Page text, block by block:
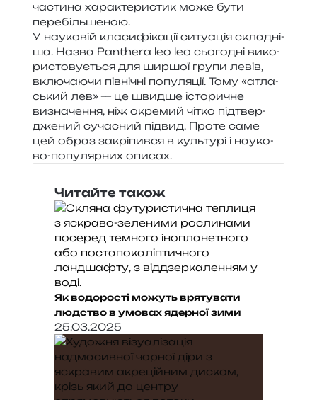
части­на хара­кте­ри­стик може бути
перебільшеною.
У нау­ко­вій кла­си­фі­ка­ції ситу­а­ція скла­дні­
ша. Назва Panthera leo leo сьо­го­дні вико­
ри­сто­ву­є­ться для шир­шої групи левів,
вклю­ча­ю­чи пів­ні­чні попу­ля­ції. Тому «атла­
ський лев» — це швид­ше істо­ри­чне
визна­че­н­ня, ніж окре­мий чітко під­твер­
дже­ний суча­сний під­вид. Проте саме
цей образ закрі­пив­ся в куль­ту­рі і нау­ко­
во-попу­ляр­них описах.
Читайте також
Як водорості можуть врятувати
людство в умовах ядерної зими
25.03.2025